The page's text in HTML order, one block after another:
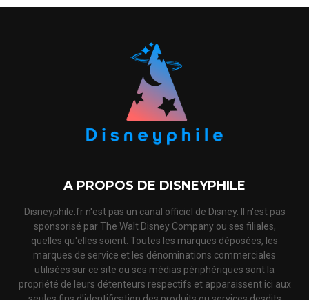
A PROPOS DE DISNEYPHILE
Disneyphile.fr n'est pas un canal officiel de Disney. Il n'est pas
sponsorisé par The Walt Disney Company ou ses filiales,
quelles qu'elles soient. Toutes les marques déposées, les
marques de service et les dénominations commerciales
utilisées sur ce site ou ses médias périphériques sont la
propriété de leurs détenteurs respectifs et apparaissent ici aux